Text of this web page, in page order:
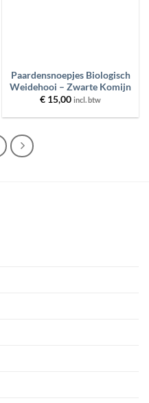
Paardensnoepjes Biologisch
Weidehooi – Zwarte Komijn
€ 15,00 incl. btw